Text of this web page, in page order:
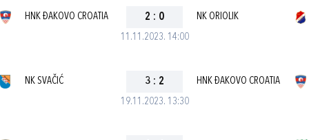
11.11.2023. 14:00
HNK ĐAKOVO CROATIA 2 : 0 NK ORIOLIK
19.11.2023. 13:30
NK SVAČIĆ 3 : 2 HNK ĐAKOVO CROATIA